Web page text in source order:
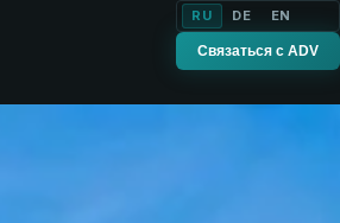
RU DE EN
Связаться с ADV